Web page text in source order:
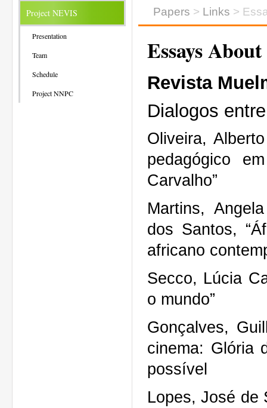
Project NEVIS
Presentation
Team
Schedule
Project NNPC
Papers > Links >
Essays
Revista
Dialogos
Oliveira,
pedagógico
Carvalho”
Martins,
dos Santos,
africano
Secco, Lúcia
o mundo”
Gonçalves,
cinema: Glória
possível
Lopes, José de